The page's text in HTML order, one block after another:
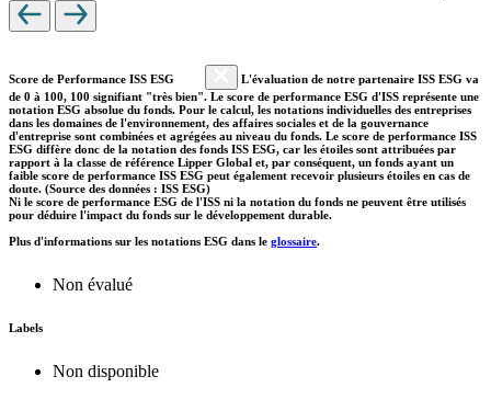
Score de Performance ISS ESG
L'évaluation de notre partenaire ISS ESG va
de 0 à 100, 100 signifiant "très bien". Le score de performance ESG d'ISS représente une
notation ESG absolue du fonds. Pour le calcul, les notations individuelles des entreprises
dans les domaines de l'environnement, des affaires sociales et de la gouvernance
d'entreprise sont combinées et agrégées au niveau du fonds. Le score de performance ISS
ESG diffère donc de la notation des fonds ISS ESG, car les étoiles sont attribuées par
rapport à la classe de référence Lipper Global et, par conséquent, un fonds ayant un
faible score de performance ISS ESG peut également recevoir plusieurs étoiles en cas de
doute. (Source des données : ISS ESG)
Ni le score de performance ESG de l'ISS ni la notation du fonds ne peuvent être utilisés
pour déduire l'impact du fonds sur le développement durable.
Plus d'informations sur les notations ESG dans le glossaire.
Non évalué
Labels
Non disponible